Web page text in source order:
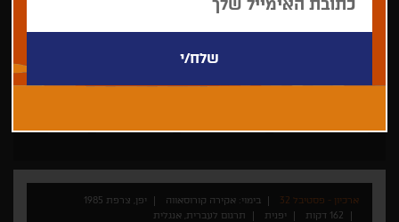
ארכיון - פסטיבל 32 בימוי: אקירה קורוסאווה
יפן, צרפת 1985
162 דקות
יפנית תרגום לעברית, אנגלית